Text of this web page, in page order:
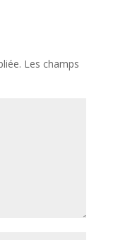
Les champs